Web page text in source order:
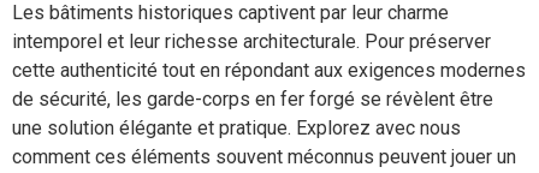
Les bâtiments historiques captivent par leur charme
intemporel et leur richesse architecturale. Pour préserver
cette authenticité tout en répondant aux exigences modernes
de sécurité, les garde-corps en fer forgé se révèlent être
une solution élégante et pratique. Explorez avec nous
comment ces éléments souvent méconnus peuvent jouer un